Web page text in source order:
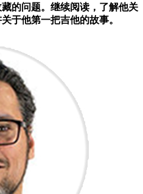
的问题。继续阅读，了解他关
于他第一把吉他的故事。